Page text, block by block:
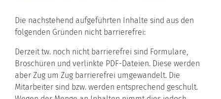
Die nachstehend aufgeführten Inhalte sind aus den
folgenden Gründen nicht barrierefrei:
Derzeit tw. noch nicht barrierefrei sind Formulare,
Broschüren und verlinkte PDF-Dateien. Diese werden
aber Zug um Zug barrierefrei umgewandelt. Die
Mitarbeiter sind bzw. werden entsprechend geschult.